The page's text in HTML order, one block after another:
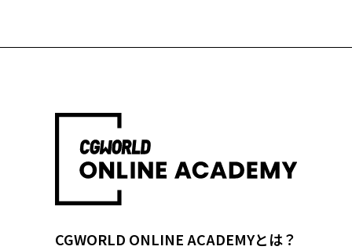
CGWORLD ONLINE ACADEMYとは？